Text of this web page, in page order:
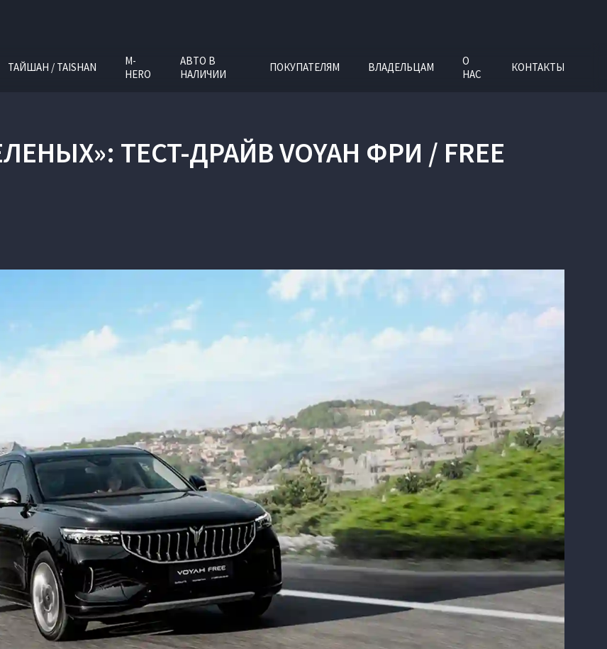
ТАЙШАН / TAISHAN
M-
HERO
АВТО В
НАЛИЧИИ
ПОКУПАТЕЛЯМ ВЛАДЕЛЬЦАМ
О
НАС
КОНТАКТЫ
ТЕСТ-ДРАЙВ VOYAH ФРИ / FREE